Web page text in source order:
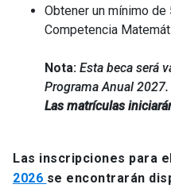
Obtener un mínimo
Competencia
Nota: Esta beca será
Programa Anual 2027.
Las matrículas
Las inscripciones para
2026 se encontrarán